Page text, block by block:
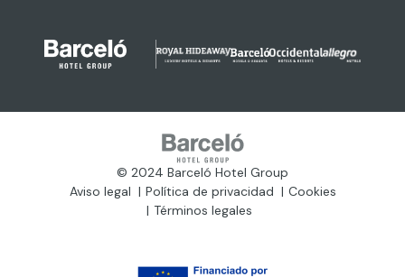
© 2024 Barceló Hotel Group
Aviso legal
Política de privacidad
Cookies
Términos legales